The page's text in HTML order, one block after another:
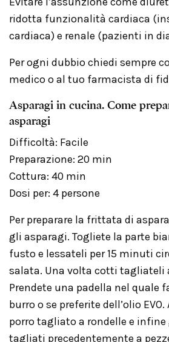
ridotta funzionalità cardiaca
cardiaca) e renale (pazienti in
Per ogni dubbio chiedi sempre
medico o al tuo farmacista di
Asparagi in cucina. Come
asparagi
Difficoltà: Facile
Preparazione: 20 min
Cottura: 40 min
Dosi per: 4 persone
Per preparare la frittata di
gli asparagi. Togliete la parte
fusto e lessateli per 15 minuti
salata. Una volta cotti tagliateli
Prendete una padella nel quale
burro o se preferite dell’olio
porro tagliato a rondelle e
tagliati precedentemente a